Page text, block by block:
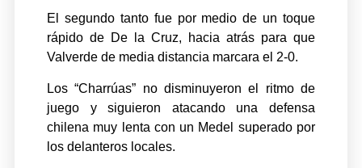
El segundo tanto fue por medio de un toque
rápido de De la Cruz, hacia atrás para que
Valverde de media distancia marcara el 2-0.
Los “Charrúas” no disminuyeron el ritmo de
juego y siguieron atacando una defensa
chilena muy lenta con un Medel superado por
los delanteros locales.